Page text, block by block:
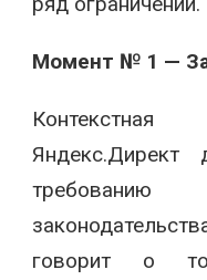
Момент № 1 —
Яндекс.Директ
говорит о